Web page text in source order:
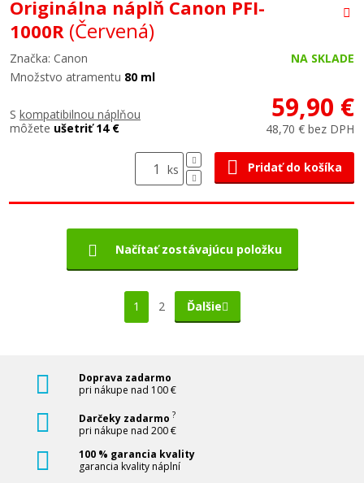
Originálna náplň Canon PFI-
1000R (Červená)
Značka: Canon
NA SKLADE
Množstvo atramentu 80 ml
S kompatibilnou náplňou
môžete ušetriť 14 €
59,90 €
48,70 € bez DPH
ks Pridať do košíka
1 2 Ďalšie
Načítať zostávajúcu položku
Doprava zadarmo
pri nákupe nad 100 €
Darčeky zadarmo ?
pri nákupe nad 200 €
100 % garancia kvality
garancia kvality náplní